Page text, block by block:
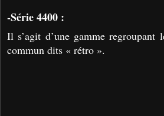
-Série 4400 :
Il s’agit d’une gamme
commun dits « rétro ».